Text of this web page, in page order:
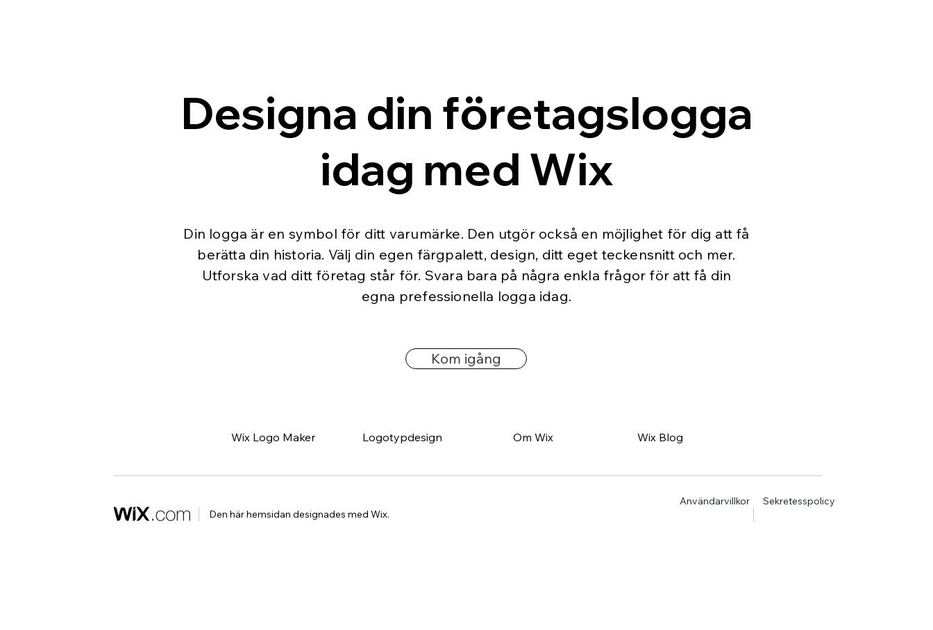
Designa din företagslogga
idag med Wix
Din logga är en symbol för ditt varumärke. Den utgör också en möjlighet för dig att få
berätta din historia. Välj din egen färgpalett, design, ditt eget teckensnitt och mer.
Utforska vad ditt företag står för. Svara bara på några enkla frågor för att få din
egna prefessionella logga idag.
Kom igång
Wix Logo Maker Logotypdesign Om Wix Wix Blog
Den här hemsidan designades med Wix.
Användarvillkor Sekretesspolicy